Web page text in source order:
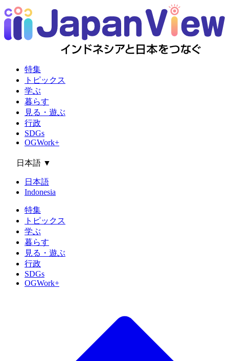
特集
トピックス
学ぶ
暮らす
見る・遊ぶ
行政
SDGs
OGWork+
日本語 ▼
日本語
Indonesia
特集
トピックス
学ぶ
暮らす
見る・遊ぶ
行政
SDGs
OGWork+